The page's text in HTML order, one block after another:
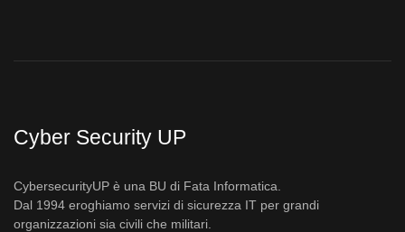
Cyber Security UP
CybersecurityUP è una BU di Fata Informatica.
Dal 1994 eroghiamo servizi di sicurezza IT per grandi
organizzazioni sia civili che militari.